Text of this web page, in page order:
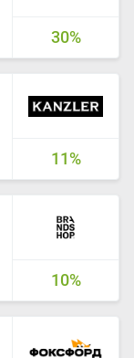
30%
11%
10%